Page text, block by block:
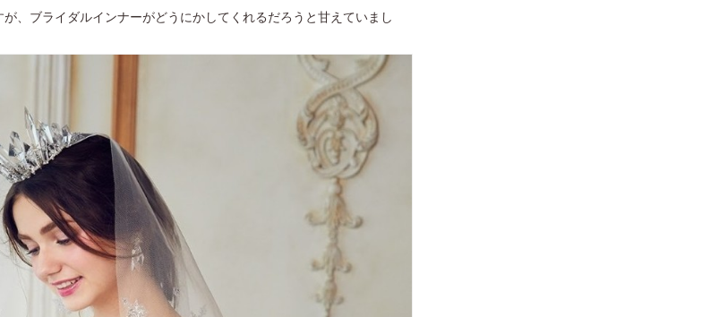
が、ブライダルインナーがどうにかしてくれるだろうと甘えていまし